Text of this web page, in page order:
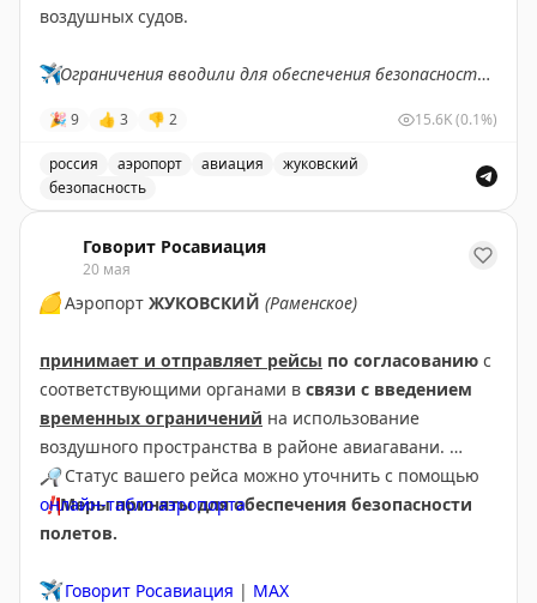
воздушных судов.
✈️Ограничения вводили для обеспечения безопасности
✈️ Говорит Росавиация|MАХ
🎉 9 👍 3 👎 2 15.6K(0.1%)
россия аэропорт авиация
жуковский
безопасность
Говорит Росавиация
20 мая
🟡Аэропорт ЖУКОВСКИЙ (Раменское)
принимает и отправляет рейсы по согласованию с
соответствующими органами в связи с введением
временных ограничений на использование
воздушного пространства в районе авиагавани.
❗Меры приняты для обеспечения безопасности
полетов.
🔎Статус вашего рейса можно уточнить с помощью
онлайн-табло аэропорта.
✈️ Говорит Росавиация | МАХ